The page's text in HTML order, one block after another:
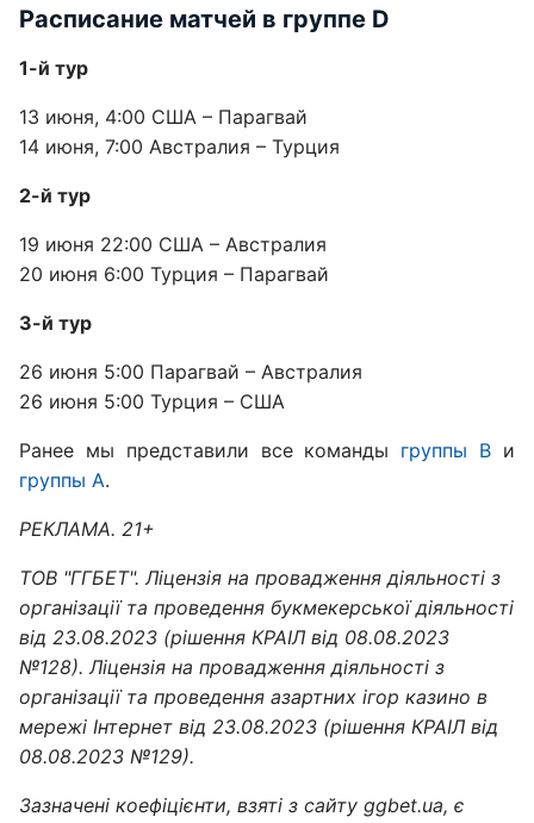
Расписание матчей в группе D
1-й тур
13 июня, 4:00 США – Парагвай
14 июня, 7:00 Австралия – Турция
2-й тур
19 июня 22:00 США – Австралия
20 июня 6:00 Турция – Парагвай
3-й тур
26 июня 5:00 Парагвай – Австралия
26 июня 5:00 Турция – США
Ранее мы представили все команды группы B и
группы A.
РЕКЛАМА. 21+
ТОВ "ГГБЕТ". Ліцензія на провадження діяльності з
організації та проведення букмекерської діяльності
від 23.08.2023 (рішення КРАІЛ від 08.08.2023
№128). Ліцензія на провадження діяльності з
організації та проведення азартних ігор казино в
мережі Інтернет від 23.08.2023 (рішення КРАІЛ від
08.08.2023 №129).
Зазначені коефіцієнти, взяті з сайту ggbet.ua, є